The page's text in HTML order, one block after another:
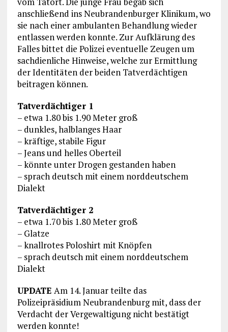
anschließend ins Neubrandenburger Klinikum, wo
sie nach einer ambulanten Behandlung wieder
entlassen werden konnte. Zur Aufklärung des
Falles bittet die Polizei eventuelle Zeugen um
sachdienliche Hinweise, welche zur Ermittlung
der Identitäten der beiden Tatverdächtigen
beitragen können.
Tatverdächtiger 1
– etwa 1.80 bis 1.90 Meter groß
– dunkles, halblanges Haar
– kräftige, stabile Figur
– Jeans und helles Oberteil
– könnte unter Drogen gestanden haben
– sprach deutsch mit einem norddeutschem
Dialekt
Tatverdächtiger 2
– etwa 1.70 bis 1.80 Meter groß
– Glatze
– knallrotes Poloshirt mit Knöpfen
– sprach deutsch mit einem norddeutschem
Dialekt
UPDATE Am 14. Januar teilte das
Polizeipräsidium Neubrandenburg mit, dass der
Verdacht der Vergewaltigung nicht bestätigt
werden konnte!